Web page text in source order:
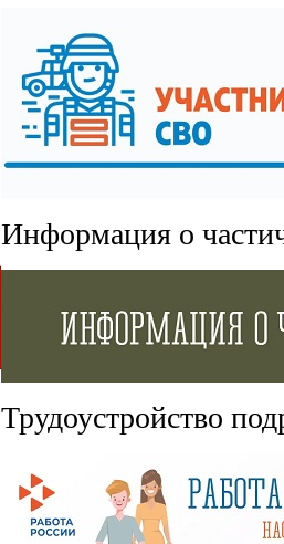
Информация о
Трудоустройство